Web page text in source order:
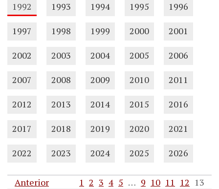
1992 1993 1994 1995 1996
1997 1998 1999 2000 2001
2002 2003 2004 2005 2006
2007 2008 2009 2010 2011
2012 2013 2014 2015 2016
2017 2018 2019 2020 2021
2022 2023 2024 2025 2026
Anterior 1 2 3 4 5 … 9 10 11 12 13